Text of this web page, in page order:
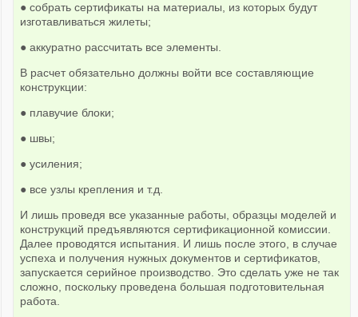
● собрать сертификаты на материалы, из которых будут
изготавливаться жилеты;
● аккуратно рассчитать все элементы.
В расчет обязательно должны войти все составляющие
конструкции:
● плавучие блоки;
● швы;
● усиления;
● все узлы крепления и т.д.
И лишь проведя все указанные работы, образцы моделей и
конструкций предъявляются сертификационной комиссии.
Далее проводятся испытания. И лишь после этого, в случае
успеха и получения нужных документов и сертификатов,
запускается серийное производство. Это сделать уже не так
сложно, поскольку проведена большая подготовительная
работа.